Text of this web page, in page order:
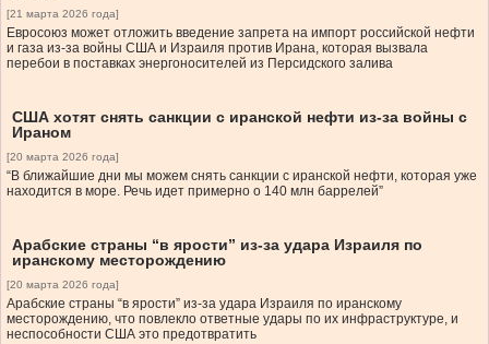
[21 марта 2026 года]
Евросоюз может отложить введение запрета на импорт российской нефти
и газа из-за войны США и Израиля против Ирана, которая вызвала
перебои в поставках энергоносителей из Персидского залива
США хотят снять санкции с иранской нефти из-за войны с
Ираном
[20 марта 2026 года]
“В ближайшие дни мы можем снять санкции с иранской нефти, которая уже
находится в море. Речь идет примерно о 140 млн баррелей”
Арабские страны “в ярости” из-за удара Израиля по
иранскому месторождению
[20 марта 2026 года]
Арабские страны “в ярости” из-за удара Израиля по иранскому
месторождению, что повлекло ответные удары по их инфраструктуре, и
неспособности США это предотвратить